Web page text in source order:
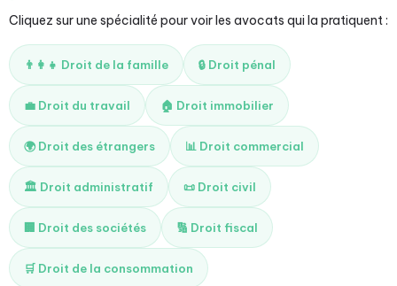
Cliquez sur une spécialité pour voir les avocats qui la pratiquent :
👨‍👩‍👧 Droit de la famille 🔒 Droit pénal
💼 Droit du travail 🏠 Droit immobilier
🌍 Droit des étrangers 📊 Droit commercial
🏛️ Droit administratif 📜 Droit civil
🏢 Droit des sociétés 🔢 Droit fiscal
🛒 Droit de la consommation